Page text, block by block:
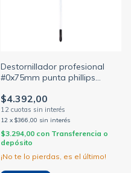
Destornillador profesional
#0x75mm punta phillips
$4.392,00
12 x $366,00 sin interés
$3.294,00 con Transferencia o
depósito
¡No te lo pierdas, es el último!